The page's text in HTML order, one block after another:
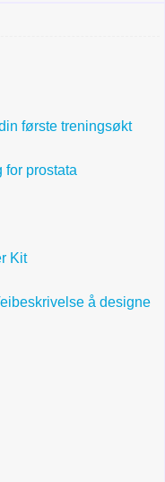
første treningsøkt
for prostata
Kit
å designe